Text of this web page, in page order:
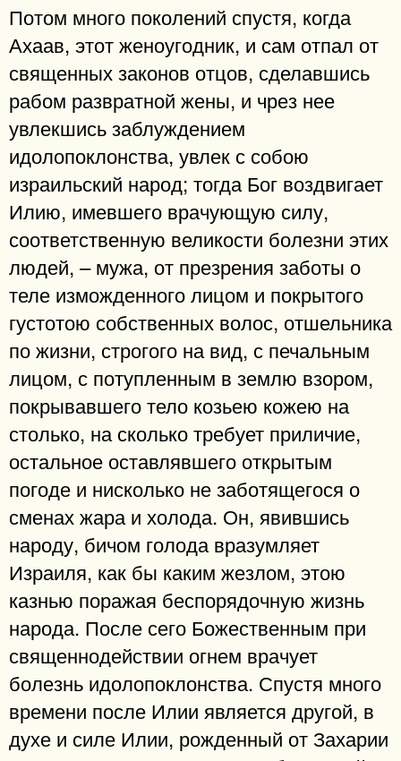
Потом много поколений спустя, когда
Ахаав, этот женоугодник, и сам отпал от
священных законов отцов, сделавшись
рабом развратной жены, и чрез нее
увлекшись заблуждением
идолопоклонства, увлек с собою
израильский народ; тогда Бог воздвигает
Илию, имевшего врачующую силу,
соответственную великости болезни этих
людей, – мужа, от презрения заботы о
теле изможденного лицом и покрытого
густотою собственных волос, отшельника
по жизни, строгого на вид, с печальным
лицом, с потупленным в землю взором,
покрывавшего тело козьею кожею на
столько, на сколько требует приличие,
остальное оставлявшего открытым
погоде и нисколько не заботящегося о
сменах жара и холода. Он, явившись
народу, бичом голода вразумляет
Израиля, как бы каким жезлом, этою
казнью поражая беспорядочную жизнь
народа. После сего Божественным при
священнодействии огнем врачует
болезнь идолопоклонства. Спустя много
времени после Илии является другой, в
духе и силе Илии, рожденный от Захарии